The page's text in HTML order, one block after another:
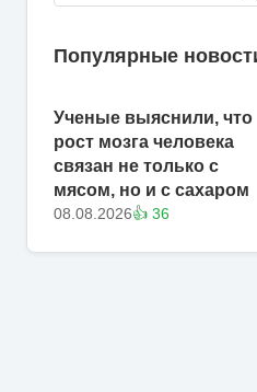
Популярные
Ученые выяснили, что
рост мозга человека
связан не только с
мясом, но и с сахаром
08.08.2026👍 36